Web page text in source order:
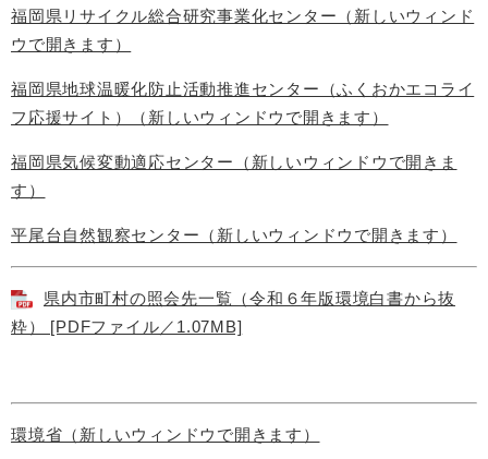
福岡県リサイクル総合研究事業化センター（新しいウィンド
ウで開きます）
福岡県地球温暖化防止活動推進センター（ふくおかエコライ
フ応援サイト）（新しいウィンドウで開きます）
福岡県気候変動適応センター（新しいウィンドウで開きま
す）
平尾台自然観察センター（新しいウィンドウで開きます）
県内市町村の照会先一覧（令和６年版環境白書から抜
粋） [PDFファイル／1.07MB]
環境省（新しいウィンドウで開きます）